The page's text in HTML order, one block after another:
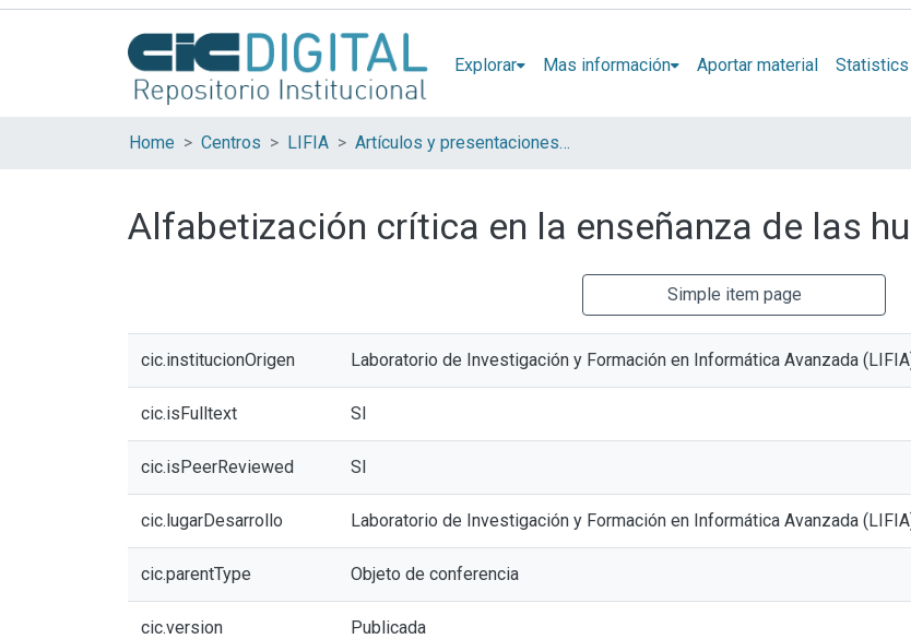
Explorar Mas información Aportar material Statistics
Home Centros LIFIA Artículos y presentaciones en Congresos LIFIA
Alfabetización crítica en la enseñanza de las
Simple item page
cic.institucionOrigen Laboratorio de Investigación y Formación en Informática Avanzada
cic.isFulltext SI
cic.isPeerReviewed SI
cic.lugarDesarrollo Laboratorio de Investigación y Formación en Informática Avanzada
cic.parentType Objeto de conferencia
cic.version Publicada